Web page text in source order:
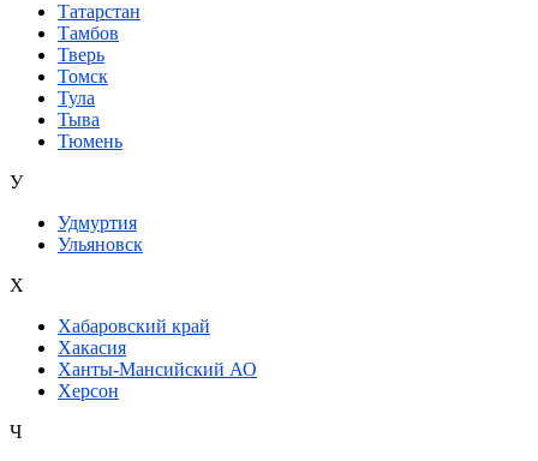
Татарстан
Тамбов
Тверь
Томск
Тула
Тыва
Тюмень
У
Удмуртия
Ульяновск
Х
Хабаровский край
Хакасия
Ханты-Мансийский АО
Херсон
Ч